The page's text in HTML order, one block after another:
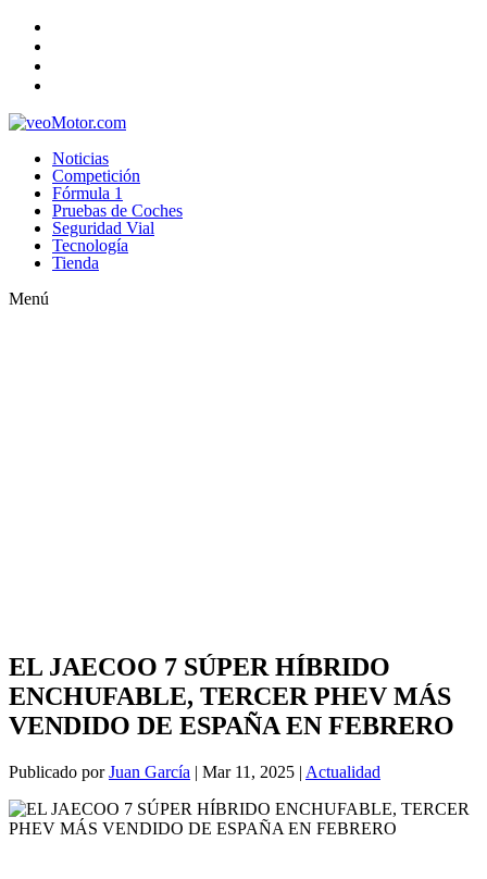
Noticias
Competición
Fórmula 1
Pruebas de Coches
Seguridad Vial
Tecnología
Tienda
Menú
EL JAECOO 7 SÚPER HÍBRIDO
ENCHUFABLE, TERCER PHEV MÁS
VENDIDO DE ESPAÑA EN FEBRERO
Publicado porJuan García | Mar 11, 2025 | Actualidad